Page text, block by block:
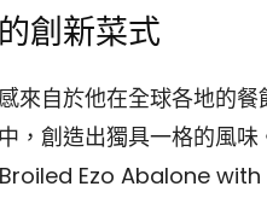
創新菜式
來自於他在全球各地的
，創造出獨具一格的風
Ezo Abalone